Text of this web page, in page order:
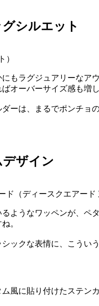
シルエット
）
もラグジュアリーな
オーバーサイズ感も増し
ーは、まるでポンチョ
ザイン
ド（ディースクエアード
ようなワッペンが、ペ
。
ックな表情に、こう
風に貼り付けたステ